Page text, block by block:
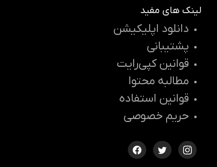
لینک های مفید
دانلود اپلیکیشن
پشتیبانی
قوانین کپی‌رایت
مطالبه محتوا
قوانین استفاده
حریم خصوصی